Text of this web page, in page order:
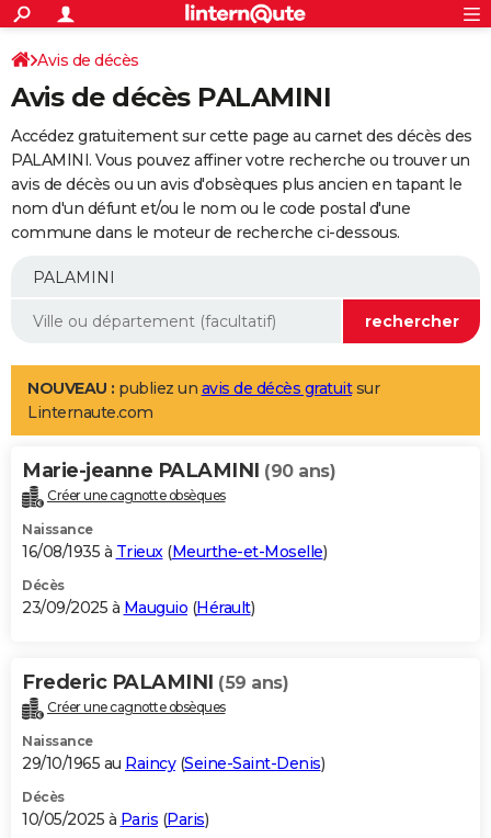
ACTUALITÉS
Politique
Société
Faits Divers
Education
Monde
Villes
+
SPORT
Coupe du monde 2026
Football
Tennis
Cyclisme
Rugby
Forum
Programme TV
TNT
Streaming
Cinéma
Sorties cinéma
Musique
+
FINANCE
Retraite
Epargne
Immobilier
Risques naturels par ville
Banque
Assurance
AUTO
Essais
Réserver un essai
Citadines
Berlines
SUV
Forum auto
+
Mobiles
Meilleur smartphone
Internet
Ordinateurs
Jeux vidéo
Guide high-tech
Aménagement intérieur
LIFESTYLE
Art de vivre
Bien-être
Loisirs
Mode
Modes de vie
Alimentation
Guide de la santé
Maladies
Médicaments
Sommeil
VOYAGE
Destinations
City break
Voyage nature
Voyage de noces
Forum
Climat
+PHOTO
GUIDES D'ACHAT
BONS PLANS
Carte de Noël
Carte Bonne année
Carte Saint-Valentin
Carte Pâques
Carte d'anniversaire
DICTIONNAIRE
Dictionnaire
Biographies
Citations
Expressions
Proverbes
PROGRAMME TV
S'inscrire
Se connecter
Lycées
Collèges
Primaires
Universités
Entreprises
Service militaire
Avis de recherche
AVIS DE DÉCÈS
Avis de décès
Avis de décès PALAMINI
Accédez gratuitement sur cette page au carnet des décès des
PALAMINI. Vous pouvez affiner votre recherche ou trouver un
avis de décès ou un avis d'obsèques plus ancien en tapant le
nom d'un défunt et/ou le nom ou le code postal d'une
commune dans le moteur de recherche ci-dessous.
NOUVEAU : publiez un avis de décès gratuitsur
Linternaute.com
Marie-jeanne PALAMINI (90 ans)
Créer une cagnotte obsèques
Naissance
16/08/1935 à Trieux(Meurthe-et-Moselle)
Décès
23/09/2025 à Mauguio (Hérault)
Frederic PALAMINI (59 ans)
Créer une cagnotte obsèques
Naissance
29/10/1965 au Raincy(Seine-Saint-Denis)
Décès
10/05/2025 à Paris (Paris)